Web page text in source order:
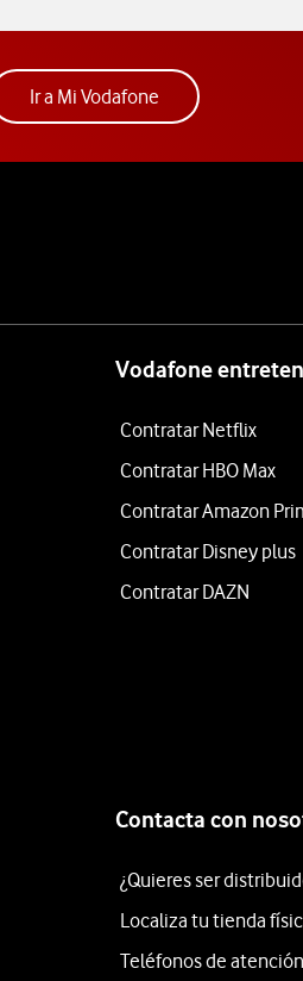
Ir a Mi VodafoneAcceder a la app
Vodafone
Contratar Netflix
Contratar HBO Max
Contratar Amazon
Contratar Disney plus
Contratar DAZN
Contacta con
¿Quieres ser
Localiza tu tienda
Teléfonos de